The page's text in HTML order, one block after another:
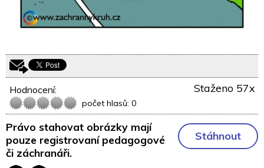
Staženo 57x
Hodnocení:
počet hlasů: 0
Stáhnout
Právo stahovat obrázky mají
pouze registrovaní pedagogové
či záchranáři.